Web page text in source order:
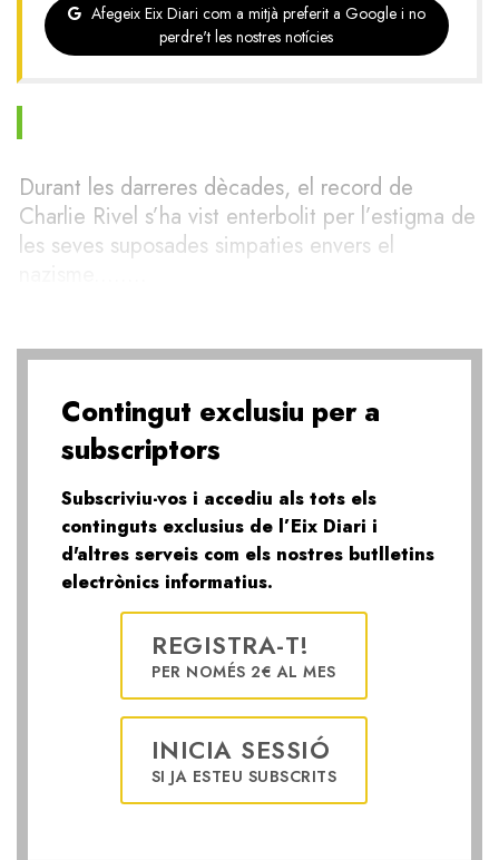
Afegeix Eix Diari com a mitjà preferit a Google i no
perdre't les nostres notícies
Durant les darreres dècades, el record de
Charlie Rivel s’ha vist enterbolit per l’estigma de
les seves suposades simpaties envers el
Contingut exclusiu per a
subscriptors
Subscriviu-vos i accediu als tots els
continguts exclusius de l’Eix Diari i
d'altres serveis com els nostres butlletins
electrònics informatius.
REGISTRA-T!
PER NOMÉS 2€ AL MES
INICIA SESSIÓ
SI JA ESTEU SUBSCRITS